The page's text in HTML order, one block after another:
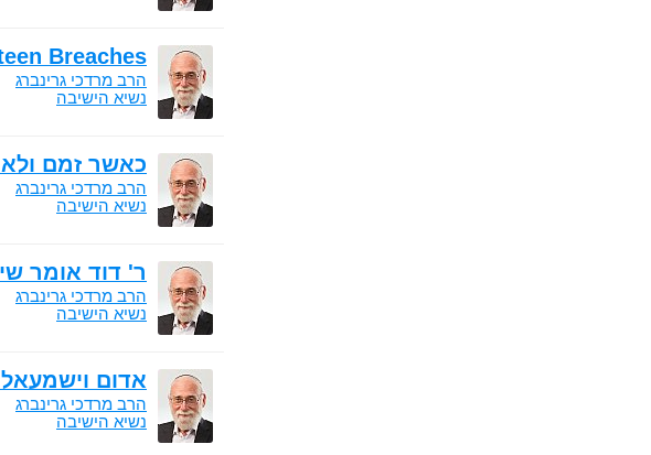
Breaches
הרב מרדכי גרינברג
נשיא הישיבה
כאשר זמם
הרב מרדכי גרינברג
נשיא הישיבה
ר' דוד אומר
הרב מרדכי גרינברג
נשיא הישיבה
אדום
הרב מרדכי גרינברג
נשיא הישיבה